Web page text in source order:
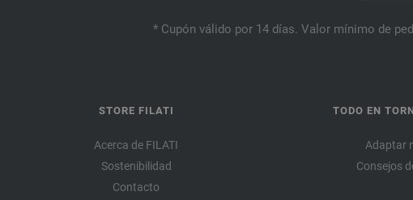
* Cupón válido por 14 días. Valor mínimo de
STORE FILATI
Acerca de FILATI
Sostenibilidad
Contacto
TODO EN
Adaptar
Consejos